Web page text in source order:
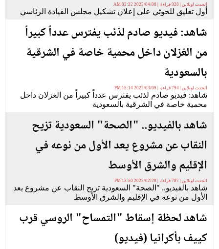
الحدث اونلاين | 928 قراءة | 2022/04/08 02:32 AM
أول تعليق للحوثي على إعلان تشكيل مجلس القيادة الرئاسي
شاهد: فيديو صادم لذئب يفترس عدداً كبيراً
من الغزلان داخل محمية خاصة في الشرقية
بالسعودية
الحدث اونلاين | 794 قراءة | 2022/03/09 15:14 PM
شاهد: فيديو صادم لذئب يفترس عدداً كبيراً من الغزلان داخل
محمية خاصة في الشرقية بالسعودية
شاهد بالفيديو.. "الصحة" السعودية تزيح
النقاب عن مشروع يعد الأول من نوعه في
الإقليم والشرق الأوسط
الحدث اونلاين | 787 قراءة | 2022/02/28 13:50 PM
شاهد بالفيديو.. "الصحة" السعودية تزيح النقاب عن مشروع يعد
الأول من نوعه في الإقليم والشرق الأوسط
شاهد لحظة إسقاط "التمساح" الروسي قرب
كييف بأكرانيا (فيديو)